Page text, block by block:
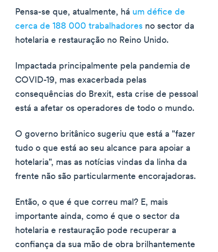
Pensa-se que, atualmente, há um défice de
cerca de 188 000 trabalhadores no sector da
hotelaria e restauração no Reino Unido.
Impactada principalmente pela pandemia de
COVID-19, mas exacerbada pelas
consequências do Brexit, esta crise de pessoal
está a afetar os operadores de todo o mundo.
O governo britânico sugeriu que está a "fazer
tudo o que está ao seu alcance para apoiar a
hotelaria", mas as notícias vindas da linha da
frente não são particularmente encorajadoras.
Então, o que é que correu mal? E, mais
importante ainda, como é que o sector da
hotelaria e restauração pode recuperar a
confiança da sua mão de obra brilhantemente